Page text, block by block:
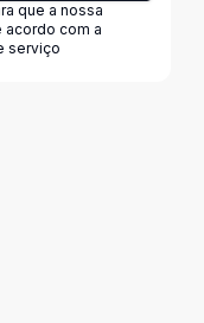
que a nossa
acordo com a
serviço